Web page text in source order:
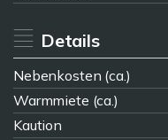
Details
Nebenkosten (ca.)
Warmmiete (ca.)
Kaution